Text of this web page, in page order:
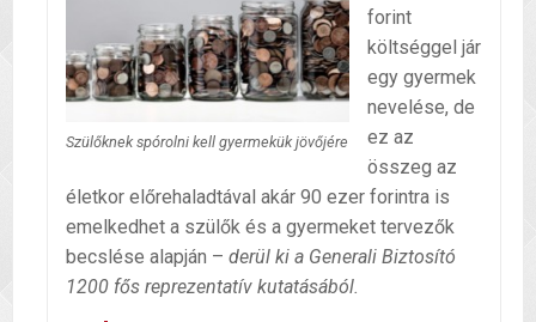
Szülőknek spórolni kell gyermekük jövőjére
forint
költséggel jár
egy gyermek
nevelése, de
ez az
összeg az
életkor előrehaladtával akár 90 ezer forintra is
emelkedhet a szülők és a gyermeket tervezők
becslése alapján – derül ki a Generali Biztosító
1200 fős reprezentatív kutatásából.